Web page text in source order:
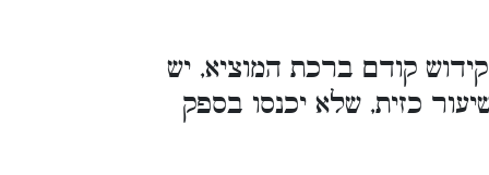
קודם ברכת המוציא, יש
כזית, שלא יכנסו בספק